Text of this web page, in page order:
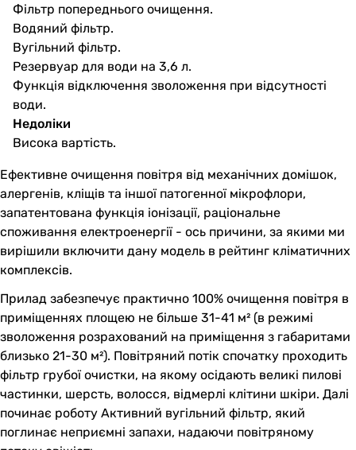
Фільтр попереднього очищення.
Водяний фільтр.
Вугільний фільтр.
Резервуар для води на 3,6 л.
Функція відключення зволоження при відсутності
води.
Недоліки
Висока вартість.
Ефективне очищення повітря від механічних домішок,
алергенів, кліщів та іншої патогенної мікрофлори,
запатентована функція іонізації, раціональне
споживання електроенергії - ось причини, за якими ми
вирішили включити дану модель в рейтинг кліматичних
комплексів.
Прилад забезпечує практично 100% очищення повітря в
приміщеннях площею не більше 31-41 м² (в режимі
зволоження розрахований на приміщення з габаритами
близько 21-30 м²). Повітряний потік спочатку проходить
фільтр грубої очистки, на якому осідають великі пилові
частинки, шерсть, волосся, відмерлі клітини шкіри. Далі
починає роботу Активний вугільний фільтр, який
поглинає неприємні запахи, надаючи повітряному